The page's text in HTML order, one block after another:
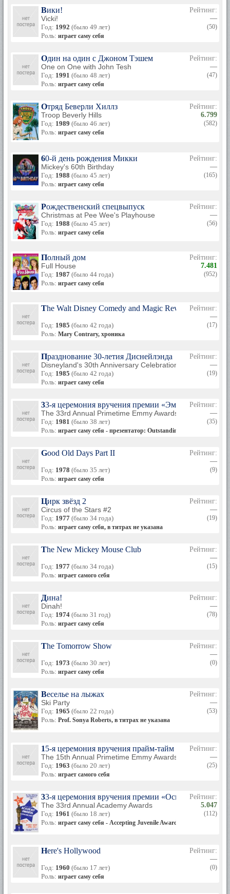
Вики!
Vicki!
Год: 1992 (было 49 лет)
Роль: играет саму себя
Рейтинг:
—
(50)
Один на один с Джоном Тэшем
One on One with John Tesh
Год: 1991 (было 48 лет)
Роль: играет саму себя
Рейтинг:
—
(47)
Отряд Беверли Хиллз
Troop Beverly Hills
Год: 1989 (было 46 лет)
Роль: играет саму себя
Рейтинг:
6.799
(582)
60-й день рождения Микки
Mickey's 60th Birthday
Год: 1988 (было 45 лет)
Роль: играет саму себя
Рейтинг:
—
(165)
Рождественский спецвыпуск
Christmas at Pee Wee's Playhouse
Год: 1988 (было 45 лет)
Роль: играет саму себя
Рейтинг:
—
(56)
Полный дом
Full House
Год: 1987 (было 44 года)
Роль: играет саму себя
Рейтинг:
7.481
(952)
The Walt Disney Comedy and Magic Revue
Год: 1985 (было 42 года)
Роль: Mary Contrary, хроника
Рейтинг:
—
(17)
Празднование 30-летия Диснейлэнда
Disneyland's 30th Anniversary Celebration
Год: 1985 (было 42 года)
Роль: играет саму себя
Рейтинг:
—
(19)
33-я церемония вручения премии «Эмми»
The 33rd Annual Primetime Emmy Awards
Год: 1981 (было 38 лет)
Роль: играет саму себя - презентатор: Outstanding Directing /
Рейтинг:
—
(35)
Good Old Days Part II
Год: 1978 (было 35 лет)
Роль: играет саму себя
Рейтинг:
—
(9)
Цирк звёзд 2
Circus of the Stars #2
Год: 1977 (было 34 года)
Роль: играет саму себя, в титрах не указана
Рейтинг:
—
(19)
The New Mickey Mouse Club
Год: 1977 (было 34 года)
Роль: играет самого себя
Рейтинг:
—
(15)
Дина!
Dinah!
Год: 1974 (было 31 год)
Роль: играет саму себя
Рейтинг:
—
(78)
The Tomorrow Show
Год: 1973 (было 30 лет)
Роль: играет саму себя
Рейтинг:
—
(0)
Веселье на лыжах
Ski Party
Год: 1965 (было 22 года)
Роль: Prof. Sonya Roberts, в титрах не указана
Рейтинг:
—
(53)
15-я церемония вручения прайм-тайм премии
The 15th Annual Primetime Emmy Awards
Год: 1963 (было 20 лет)
Роль: играет самого себя
Рейтинг:
—
(25)
33-я церемония вручения премии «Оскар»
The 33rd Annual Academy Awards
Год: 1961 (было 18 лет)
Роль: играет саму себя - Accepting Juvenile Award for Hayley Mills
Рейтинг:
5.047
(112)
Here's Hollywood
Год: 1960 (было 17 лет)
Роль: играет саму себя
Рейтинг:
—
(0)